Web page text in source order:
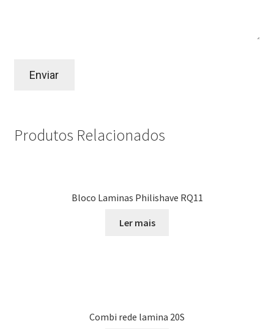
Produtos Relacionados
Bloco Laminas Philishave RQ11
Ler mais
Combi rede lamina 20S